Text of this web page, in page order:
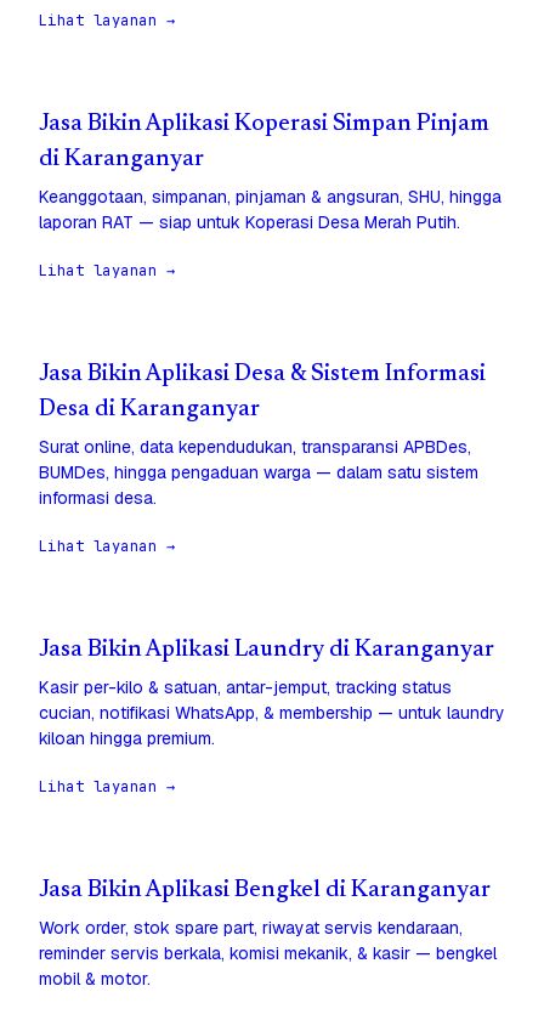
Lihat layanan →
Jasa Bikin Aplikasi Koperasi Simpan Pinjam
di Karanganyar
Keanggotaan, simpanan, pinjaman & angsuran, SHU, hingga
laporan RAT — siap untuk Koperasi Desa Merah Putih.
Lihat layanan →
Jasa Bikin Aplikasi Desa & Sistem Informasi
Desa di Karanganyar
Surat online, data kependudukan, transparansi APBDes,
BUMDes, hingga pengaduan warga — dalam satu sistem
informasi desa.
Lihat layanan →
Jasa Bikin Aplikasi Laundry di Karanganyar
Kasir per-kilo & satuan, antar-jemput, tracking status
cucian, notifikasi WhatsApp, & membership — untuk laundry
kiloan hingga premium.
Lihat layanan →
Jasa Bikin Aplikasi Bengkel di Karanganyar
Work order, stok spare part, riwayat servis kendaraan,
reminder servis berkala, komisi mekanik, & kasir — bengkel
mobil & motor.